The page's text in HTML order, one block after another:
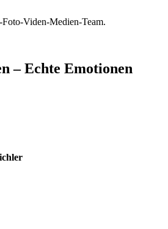
Viden-Medien-Team.
– Echte Emotionen